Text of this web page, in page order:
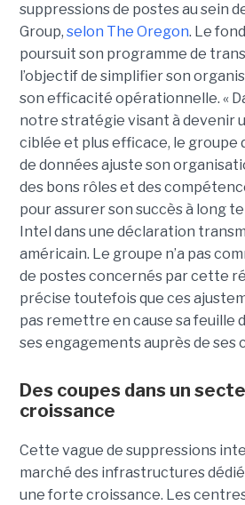
suppressions de postes au sein
Group, selon The Oregon. Le
poursuit son programme de
l’objectif de simplifier son
son efficacité opérationnelle. «
notre stratégie visant à devenir
ciblée et plus efficace, le groupe
de données ajuste son
des bons rôles et des
pour assurer son succès à long
Intel dans une déclaration
américain. Le groupe n’a pas
de postes concernés par cette
précise toutefois que ces
pas remettre en cause sa feuille
ses engagements auprès de ses
Des coupes dans un
croissance
Cette vague de suppressions
marché des infrastructures
une forte croissance. Les